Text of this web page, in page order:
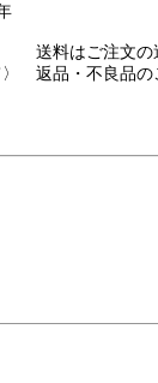
はご注文の過
〉 返品・不良品の